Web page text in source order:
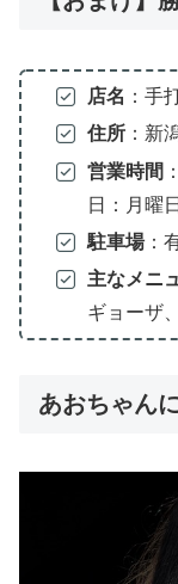
店名 ：手
住所：新
営業時間
日：月曜日
駐車場：
主なメニ
ギョーザ
あおちゃん